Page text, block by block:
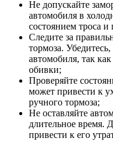
Не допускайте
автомобиля в
состоянием троса и
Следите за
тормоза. Убедитесь,
автомобиля, так
обивки;
Проверяйте
может привести к
ручного тормоза;
Не оставляйте
длительное время.
привести к его